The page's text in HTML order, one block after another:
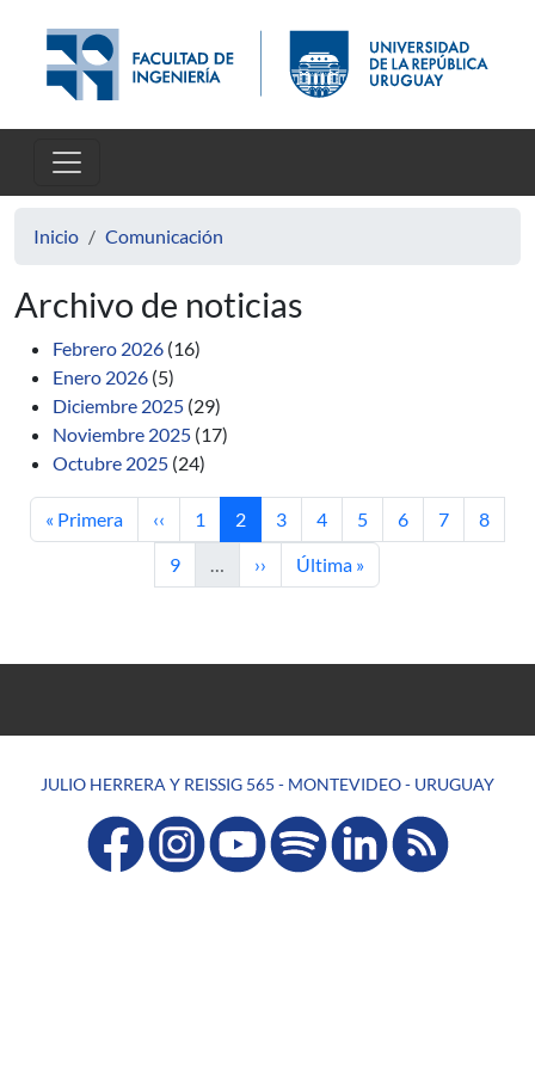
Inicio Comunicación
Archivo de noticias
Febrero 2026 (16)
Enero 2026 (5)
Diciembre 2025 (29)
Noviembre 2025 (17)
Octubre 2025 (24)
Primera página
« Primera Página anterior
‹‹ Página
1 Página actual
2 Página
3 Página
4 Página
5 Página
6 Página
7 Página
8
Página
9 … Siguiente página
›› Última página
Última »
JULIO HERRERA Y REISSIG 565 - MONTEVIDEO - URUGUAY